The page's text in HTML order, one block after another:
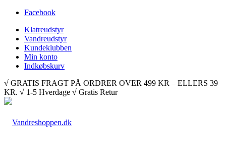
Facebook
Klatreudstyr
Vandreudstyr
Kundeklubben
Min konto
Indkøbskurv
√ GRATIS FRAGT PÅ ORDRER OVER 499 KR – ELLERS 39
KR. √ 1-5 Hverdage √ Gratis Retur